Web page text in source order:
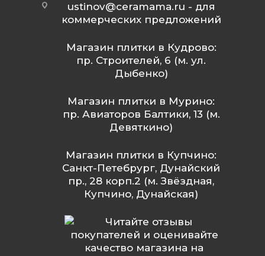
ustinov@ceramama.ru - для
коммерческих предложений
Магазин плитки в Кудрово:
пр. Строителей, 6 (м. ул.
Дыбенко)
Магазин плитки в Мурино:
пр. Авиаторов Балтики, 13 (м.
Девяткино)
Магазин плитки в Купчино:
Санкт-Петебрург, Дунайский
пр., 28 корп.2 (м. Звёздная,
Купчино, Дунайская)